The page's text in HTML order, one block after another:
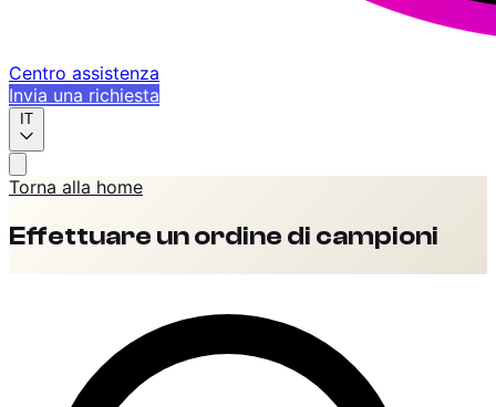
Centro assistenza
Invia una richiesta
IT
Torna alla home
Effettuare un ordine di campioni